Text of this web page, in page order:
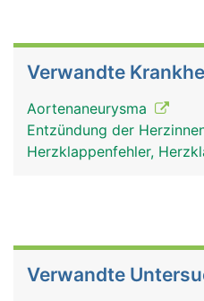
Verwandte
Aortenaneurysma
Entzündung der
Herzklappenfehler,
Verwandte